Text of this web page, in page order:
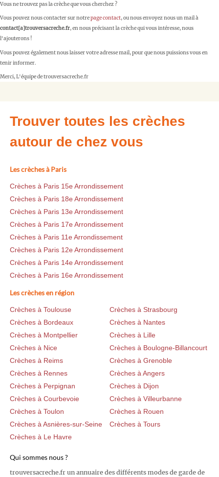
Vous ne trouvez pas la crèche que vous cherchez ?
Vous pouvez nous contacter sur notrepage contact, ou nous envoyez nous un mail à
contact[a]trouversacreche.fr, en nous précisant la crèche qui vous intéresse, nous
l'ajouterons !
Vous pouvez également nous laisser votre adresse mail, pour que nous puissions vous en
tenir informer.
Merci, L'équipe de trouversacreche.fr
Trouver toutes les crèches
autour de chez vous
Les crèches à Paris
Crèches à Paris 15e Arrondissement
Crèches à Paris 18e Arrondissement
Crèches à Paris 13e Arrondissement
Crèches à Paris 17e Arrondissement
Crèches à Paris 11e Arrondissement
Crèches à Paris 12e Arrondissement
Crèches à Paris 14e Arrondissement
Crèches à Paris 16e Arrondissement
Les crèches en région
Crèches à Toulouse
Crèches à Strasbourg
Crèches à Bordeaux
Crèches à Nantes
Crèches à Montpellier
Crèches à Lille
Crèches à Nice
Crèches à Boulogne-Billancourt
Crèches à Reims
Crèches à Grenoble
Crèches à Rennes
Crèches à Angers
Crèches à Perpignan
Crèches à Dijon
Crèches à Courbevoie
Crèches à Villeurbanne
Crèches à Toulon
Crèches à Rouen
Crèches à Asnières-sur-Seine
Crèches à Tours
Crèches à Le Havre
Qui sommes nous ?
trouversacreche.fr un annuaire des différents modes de garde de